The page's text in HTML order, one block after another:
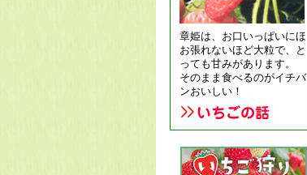
章姫は、お口いっぱいにほ
お張れないほど大粒で、と
っても甘みがあります。
そのまま食べるのがイチバ
ンおいしい！